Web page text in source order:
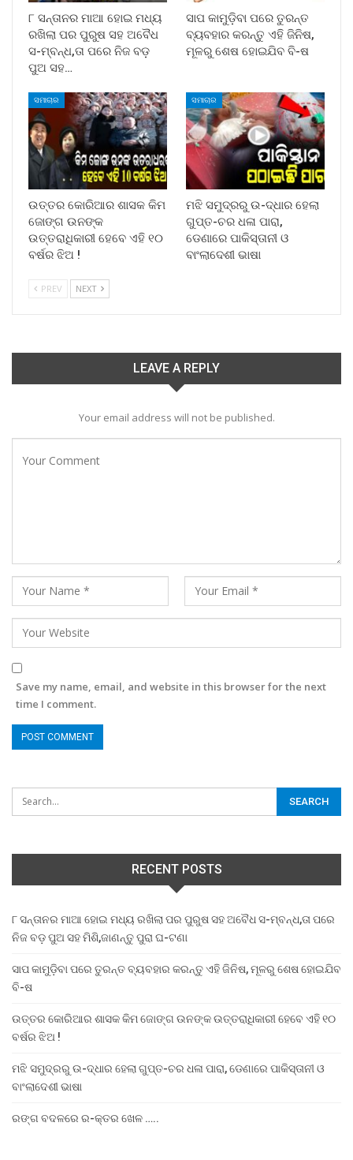
୮ ସନ୍ତାନର ମାଆ ହୋଇ ମଧ୍ୟ
ରଖିଲା ପର ପୁରୁଷ ସହ ଅବୈଧ
ସ-ମ୍ବନ୍ଧ,ତା ପରେ ନିଜ ବଡ଼
ପୁଅ ସହ…
ସାପ କାମୁଡ଼ିବା ପରେ ତୁରନ୍ତ
ବ୍ୟବହାର କରନ୍ତୁ ଏହି ଜିନିଷ,
ମୂଳରୁ ଶେଷ ହୋଇଯିବ ବି-ଷ
ସମାଚାର
ଉତ୍ତର କୋରିଆର ଶାସକ କିମ
ଜୋଙ୍ଗ ଉନଙ୍କ
ଉତ୍ତରାଧିକାରୀ ହେବେ ଏହି ୧୦
ବର୍ଷର ଝିଅ !
ସମାଚାର
ମଝି ସମୁଦ୍ରରୁ ଉ-ଦ୍ଧାର ହେଲା
ଗୁପ୍ତ-ଚର ଧଳା ପାରା,
ଡେଣାରେ ପାକିସ୍ତାନୀ ଓ
ବାଂଲାଦେଶୀ ଭାଷା
PREV NEXT
LEAVE A REPLY
Your email address will not be published.
Save my name, email, and website in this browser for the next
time I comment.
RECENT POSTS
୮ ସନ୍ତାନର ମାଆ ହୋଇ ମଧ୍ୟ ରଖିଲା ପର ପୁରୁଷ ସହ ଅବୈଧ ସ-ମ୍ବନ୍ଧ,ତା ପରେ
ନିଜ ବଡ଼ ପୁଅ ସହ ମିଶି,ଜାଣନ୍ତୁ ପୁରା ଘ-ଟଣା
ସାପ କାମୁଡ଼ିବା ପରେ ତୁରନ୍ତ ବ୍ୟବହାର କରନ୍ତୁ ଏହି ଜିନିଷ, ମୂଳରୁ ଶେଷ ହୋଇଯିବ
ବି-ଷ
ଉତ୍ତର କୋରିଆର ଶାସକ କିମ ଜୋଙ୍ଗ ଉନଙ୍କ ଉତ୍ତରାଧିକାରୀ ହେବେ ଏହି ୧୦
ବର୍ଷର ଝିଅ !
ମଝି ସମୁଦ୍ରରୁ ଉ-ଦ୍ଧାର ହେଲା ଗୁପ୍ତ-ଚର ଧଳା ପାରା, ଡେଣାରେ ପାକିସ୍ତାନୀ ଓ
ବାଂଲାଦେଶୀ ଭାଷା
ରଙ୍ଗ ବଦଳରେ ର-କ୍ତର ଖେଳ …..